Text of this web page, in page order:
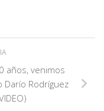
años, venimos
Darío Rodríguez